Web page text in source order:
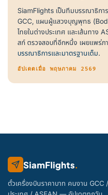
SiamFlights เป็นทีมบรรณาธิกา
GCC, แผนผู้แสวงบุญพุทธ
ไทยในต่างประเทศ และเส้นทาง
สก์ ตรวจสอบที่อีกหนึ่ง เผยแพร่ภ
บรรณาธิการและมาตรฐานเต็ม.
อัปเดตเมื่อ พฤษภาคม 2569
SiamFlights.
ตั๋วเครื่องบินราคาบาท คนงาน